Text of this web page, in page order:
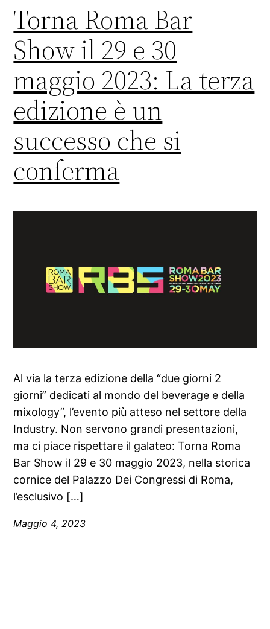
Torna Roma Bar
Show il 29 e 30
maggio 2023: La terza
edizione è un
successo che si
conferma
Al via la terza edizione della “due giorni 2
giorni” dedicati al mondo del beverage e della
mixology”, l’evento più atteso nel settore della
Industry. Non servono grandi presentazioni,
ma ci piace rispettare il galateo: Torna Roma
Bar Show il 29 e 30 maggio 2023, nella storica
cornice del Palazzo Dei Congressi di Roma,
l’esclusivo […]
Maggio 4, 2023